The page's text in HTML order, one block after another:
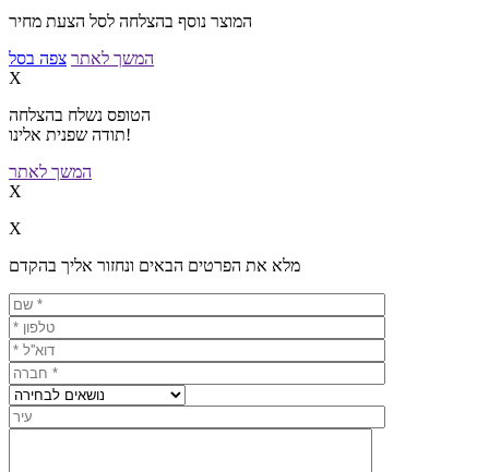
המוצר נוסף בהצלחה לסל הצעת מחיר
המשך לאתר צפה בסל
X
הטופס נשלח בהצלחה
תודה שפנית אלינו!
המשך לאתר
X
X
מלא את הפרטים הבאים ונחזור אליך בהקדם